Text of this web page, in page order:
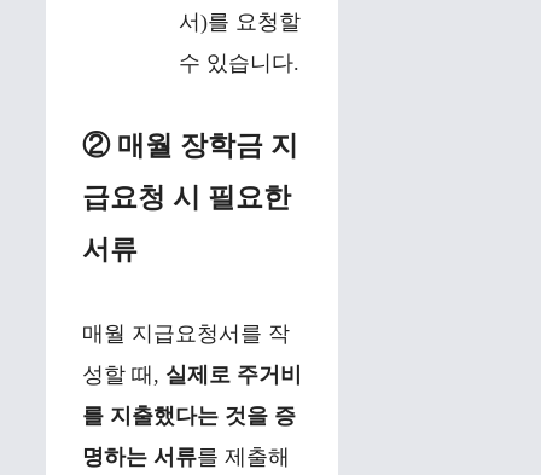
서)를 요청할
수 있습니다.
② 매월 장학금 지
급요청 시 필요한
서류
매월 지급요청서를 작
성할 때, 실제로 주거비
를 지출했다는 것을 증
명하는 서류를 제출해